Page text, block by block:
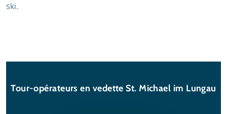
ski.
Tour-opérateurs en vedette St. Michael im Lungau